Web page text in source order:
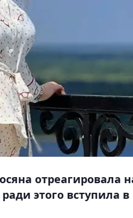
отреагировала
этого вступила в